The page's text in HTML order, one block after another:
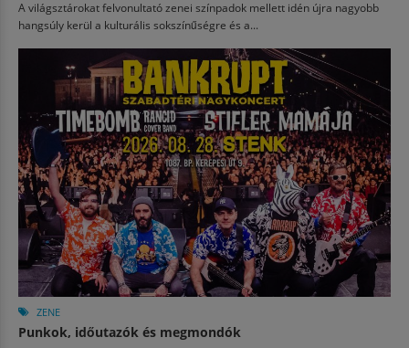
A világsztárokat felvonultató zenei színpadok mellett idén újra nagyobb
hangsúly kerül a kulturális sokszínűségre és a...
ZENE
Punkok, időutazók és megmondók